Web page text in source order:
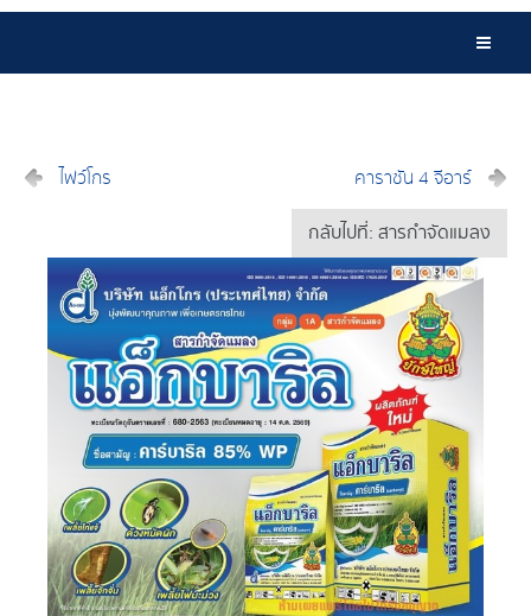
ไฟว์โกร คาราซัน 4 จีอาร์
กลับไปที่: สารกำจัดแมลง